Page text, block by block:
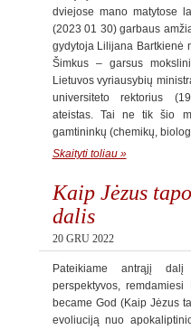
dviejose mano matytose
(2023 01 30) garbaus
gydytoja Lilijana Bartkienė
Šimkus – garsus
Lietuvos vyriausybių
universiteto rektorius
ateistas. Tai ne tik šio
gamtininkų (chemikų,
Skaityti toliau »
Kaip Jėzus
dalis
20 GRU 2022
Pateikiame antrąjį
perspektyvos,
became God (Kaip Jėzus
evoliuciją nuo